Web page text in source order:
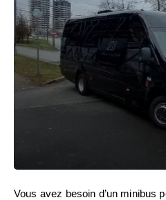
Vous avez besoin d’un minibus